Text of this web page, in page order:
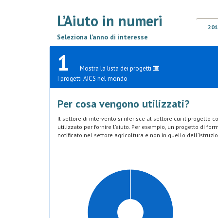
L’Aiuto in numeri
Seleziona l’anno di interesse
1
Mostra la lista dei progetti
I progetti AICS nel mondo
Per cosa vengono utilizzati?
Il settore di intervento si riferisce al settore cui il progetto
utilizzato per fornire l’aiuto. Per esempio, un progetto di
notificato nel settore agricoltura e non in quello